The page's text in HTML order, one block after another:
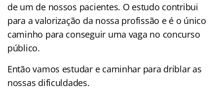
de um de nossos pacientes. O estudo contribui
para a valorização da nossa profissão e é o único
caminho para conseguir uma vaga no concurso
público.
Então vamos estudar e caminhar para driblar as
nossas dificuldades.